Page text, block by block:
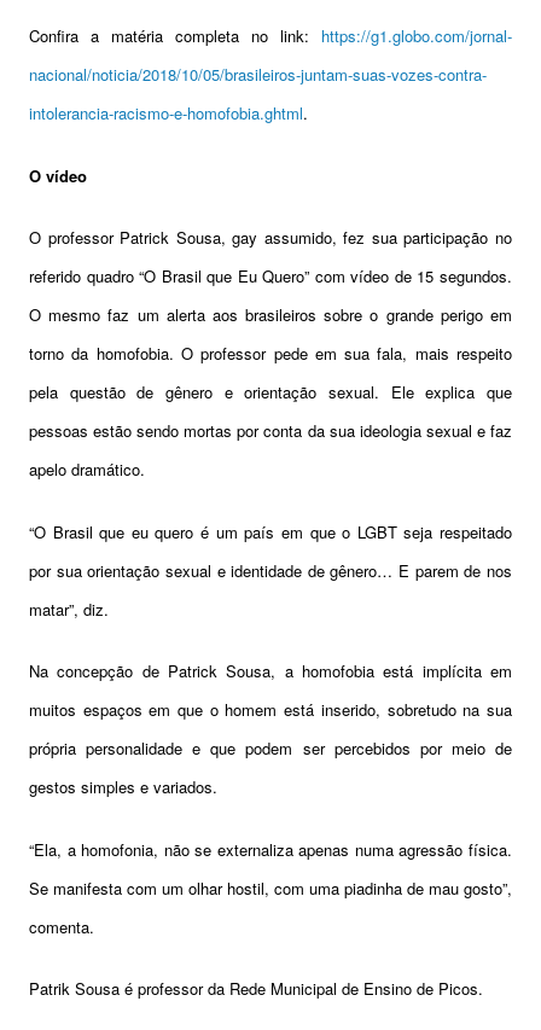
Confira a matéria completa no link: https://g1.globo.com/jornal-
nacional/noticia/2018/10/05/brasileiros-juntam-suas-vozes-contra-
intolerancia-racismo-e-homofobia.ghtml.
O vídeo
O professor Patrick Sousa, gay assumido, fez sua participação no
referido quadro “O Brasil que Eu Quero” com vídeo de 15 segundos.
O mesmo faz um alerta aos brasileiros sobre o grande perigo em
torno da homofobia. O professor pede em sua fala, mais respeito
pela questão de gênero e orientação sexual. Ele explica que
pessoas estão sendo mortas por conta da sua ideologia sexual e faz
apelo dramático.
“O Brasil que eu quero é um país em que o LGBT seja respeitado
por sua orientação sexual e identidade de gênero… E parem de nos
matar”, diz.
Na concepção de Patrick Sousa, a homofobia está implícita em
muitos espaços em que o homem está inserido, sobretudo na sua
própria personalidade e que podem ser percebidos por meio de
gestos simples e variados.
“Ela, a homofonia, não se externaliza apenas numa agressão física.
Se manifesta com um olhar hostil, com uma piadinha de mau gosto”,
comenta.
Patrik Sousa é professor da Rede Municipal de Ensino de Picos.